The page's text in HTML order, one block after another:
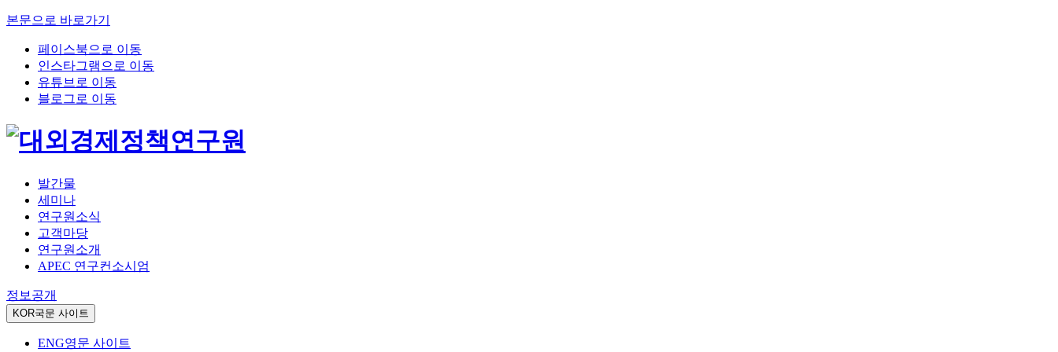
본문으로 바로가기
페이스북으로 이동
인스타그램으로 이동
유튜브로 이동
블로그로 이동
발간물
세미나
연구원소식
고객마당
연구원소개
APEC 연구컨소시엄
정보공개
KOR국문 사이트
ENG영문 사이트